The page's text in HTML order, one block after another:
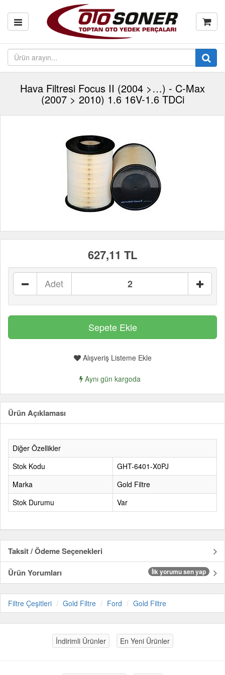
Hava Filtresi Focus II (2004 >…) - C-Max
(2007 > 2010) 1.6 16V-1.6 TDCi
627,11 TL
Adet
Alışveriş Listeme Ekle
Aynı gün kargoda
Ürün Açıklaması
Diğer Özellikler
Stok Kodu
GHT-6401-X0PJ
Marka
Gold Filtre
Stok Durumu
Var
Taksit / Ödeme Seçenekleri
Ürün Yorumları
İlk yorumu sen yap
Filtre Çeşitleri Gold Filtre Ford Gold Filtre
İndirimli Ürünler En Yeni Ürünler